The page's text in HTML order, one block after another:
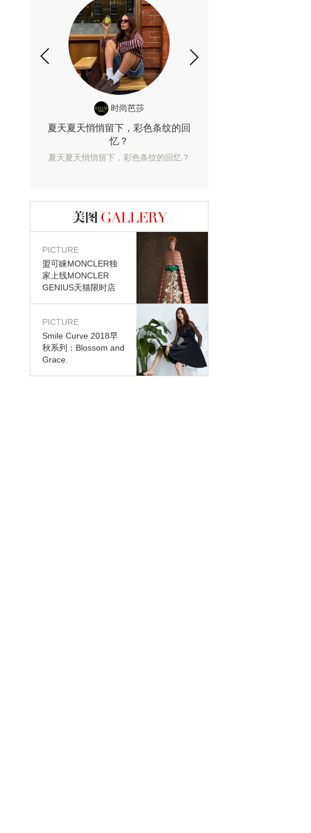
时尚芭莎
夏天夏天悄悄留下，彩色条纹的回
忆？
夏天夏天悄悄留下，彩色条纹的回忆？
图库
PICTURE
盟可睐MONCLER独
家上线MONCLER
GENIUS天猫限时店
PICTURE
Smile Curve 2018早
秋系列：Blossom and
Grace.